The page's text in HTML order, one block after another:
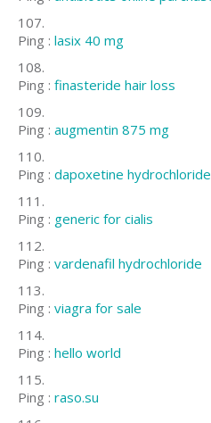
Ping : lasix 40 mg
Ping : finasteride hair loss
Ping : augmentin 875 mg
Ping : dapoxetine hydrochloride
Ping : generic for cialis
Ping : vardenafil hydrochloride
Ping : viagra for sale
Ping : hello world
Ping : raso.su